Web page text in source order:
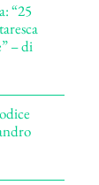
“25
– di